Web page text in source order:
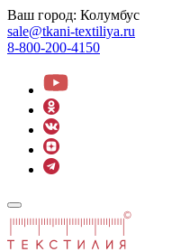
Ваш город: Колумбус
sale@tkani-textiliya.ru
8-800-200-4150